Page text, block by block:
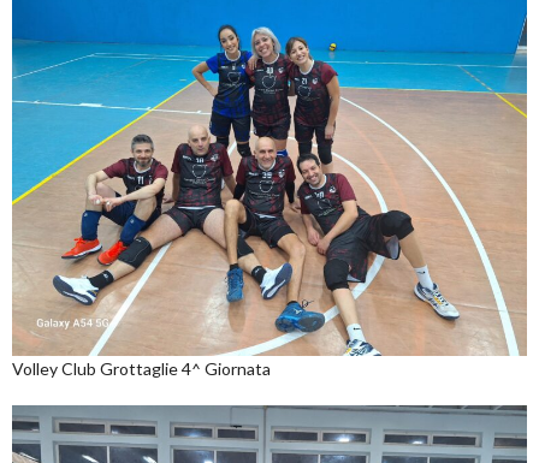
Volley Club Grottaglie 4^ Giornata